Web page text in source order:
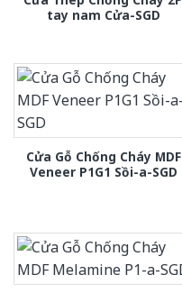
tay nam Cửa-SGD
Cửa Gỗ Chống Cháy MDF
Veneer P1G1 Sồi-a-SGD